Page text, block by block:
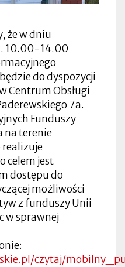
że w dniu
10.00-14.00
do dyspozycji
Centrum Obsługi
7a.
Funduszy
na terenie
realizuje
celem jest
dostępu do
możliwości
z funduszy Unii
w sprawnej
czytaj/